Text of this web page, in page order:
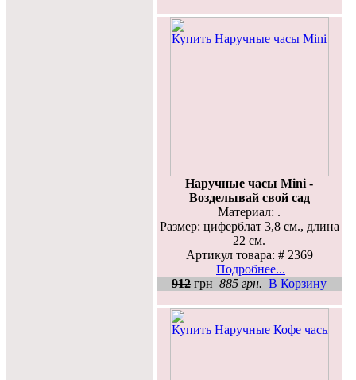
Наручные часы Mini -
Возделывай свой сад
Материал: .
Размер: циферблат 3,8 см., длина
22 см.
Артикул товара: # 2369
Подробнее...
912 грн 885 грн. В Корзину